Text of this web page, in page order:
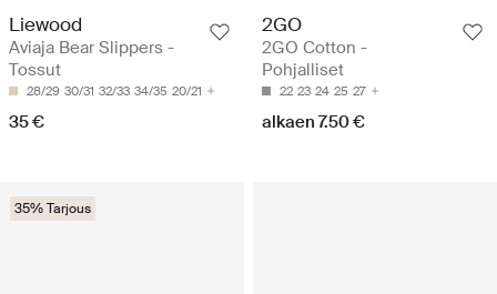
Liewood
Aviaja Bear Slippers -
Tossut
28/29 30/31 32/33 34/35 20/21
35 €
2GO
2GO Cotton -
Pohjalliset
22 23 24 25 27
alkaen 7.50 €
35% Tarjous